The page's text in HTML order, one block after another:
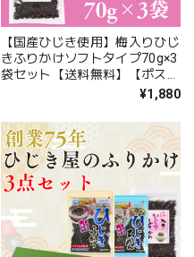
【国産ひじき使用】梅入りひじ
きふりかけソフトタイプ70g×3
袋セット【送料無料】【ポスト
¥1,880